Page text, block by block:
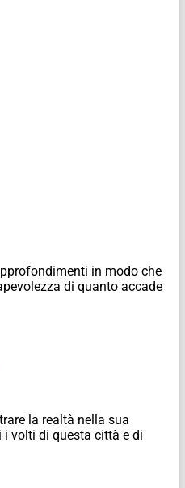
in modo che
di quanto accade
la realtà nella sua
i volti di questa città e di